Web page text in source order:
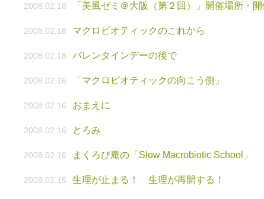
2008.02.18 「美風ゼミ＠大阪（第２回）」開催場所・
2008.02.18 マクロビオティックのこれから
2008.02.18 バレンタインデーの後で
2008.02.16 「マクロビオティックの向こう側」
2008.02.16 おまえに
2008.02.16 とろみ
2008.02.16 まくろび庵の「Slow Macrobiotic School」
2008.02.15 生理が止まる！ 生理が再開する！